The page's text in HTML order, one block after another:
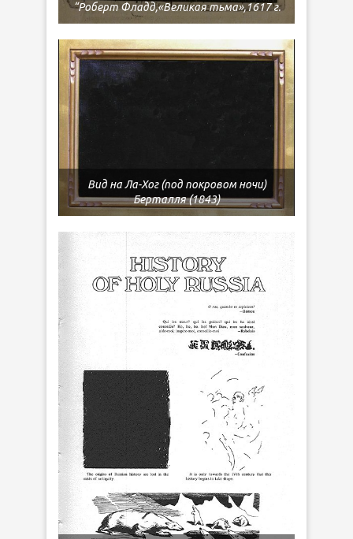
“Роберт Фладд,«Великая тьма»,1617 г.
Вид на Ла-Хог (под покровом ночи)
Берталля (1843)